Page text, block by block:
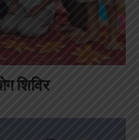
शिविर